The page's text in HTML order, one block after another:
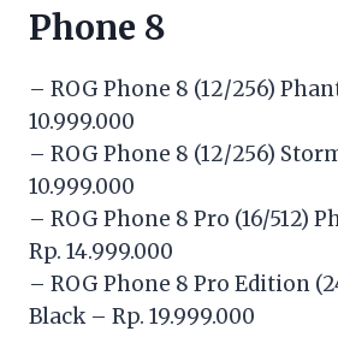
Phone 8
– ROG Phone 8 (12/256)
10.999.000
– ROG Phone 8 (12/256)
10.999.000
– ROG Phone 8 Pro (16/512)
Rp. 14.999.000
– ROG Phone 8 Pro Edition
Black – Rp. 19.999.000